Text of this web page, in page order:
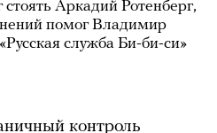
Аркадий Ротенберг,
помог Владимир
служба Би-би-си»
контроль